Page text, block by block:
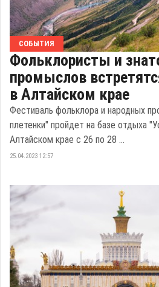
СОБЫТИЯ
Фольклористы и
промыслов
в Алтайском крае
Фестиваль фольклора и народных
плетенки" пройдет на базе отдыха
Алтайском крае с 26 по 28 ...
25.04.2023 12:57